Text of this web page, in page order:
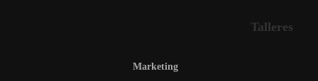
Talleres
Marketing